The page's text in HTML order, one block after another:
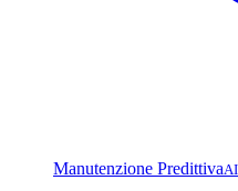
Manutenzione Predittiva